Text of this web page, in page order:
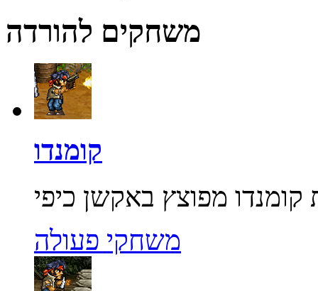
משחקים להורדה
קומנדו
משחקי פעולה